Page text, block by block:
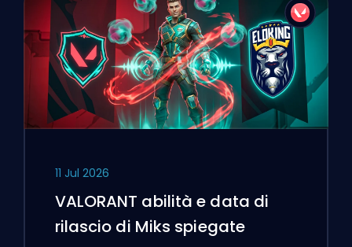
11 Jul 2026
VALORANT abilità e data di
rilascio di Miks spiegate